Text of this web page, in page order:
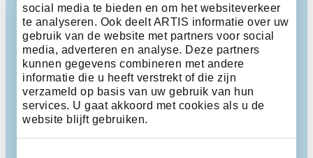
social media te bieden en om het websiteverkeer
te analyseren. Ook deelt ARTIS informatie over uw
gebruik van de website met partners voor social
media, adverteren en analyse. Deze partners
kunnen gegevens combineren met andere
informatie die u heeft verstrekt of die zijn
verzameld op basis van uw gebruik van hun
services. U gaat akkoord met cookies als u de
website blijft gebruiken.
Brullen als een leeuw of
zeeleeuw?